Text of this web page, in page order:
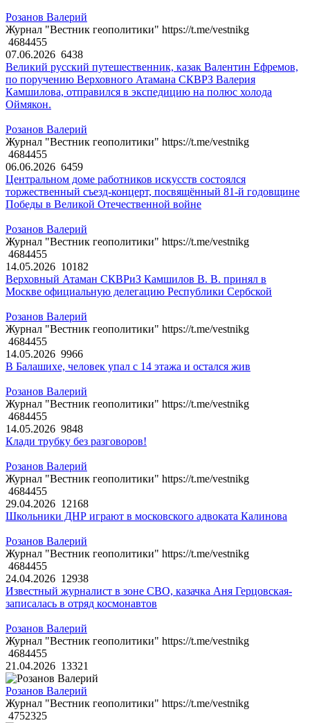
Розанов Валерий
Журнал "Вестник геополитики" https://t.me/vestnikg
4684455
07.06.2026 6438
Великий русский путешественник, казак Валентин Ефремов,
по поручению Верховного Атамана СКВРЗ Валерия
Камшилова, отправился в экспедицию на полюс холода
Оймякон.
Розанов Валерий
Журнал "Вестник геополитики" https://t.me/vestnikg
4684455
06.06.2026 6459
Центральном доме работников искусств состоялся
торжественный съезд-концерт, посвящённый 81-й годовщине
Победы в Великой Отечественной войне
Розанов Валерий
Журнал "Вестник геополитики" https://t.me/vestnikg
4684455
14.05.2026 10182
Верховный Атаман СКВРиЗ Камшилов В. В. принял в
Москве официальную делегацию Республики Сербской
Розанов Валерий
Журнал "Вестник геополитики" https://t.me/vestnikg
4684455
14.05.2026 9966
В Балашихе, человек упал с 14 этажа и остался жив
Розанов Валерий
Журнал "Вестник геополитики" https://t.me/vestnikg
4684455
14.05.2026 9848
Клади трубку без разговоров!
Розанов Валерий
Журнал "Вестник геополитики" https://t.me/vestnikg
4684455
29.04.2026 12168
Школьники ДНР играют в московского адвоката Калинова
Розанов Валерий
Журнал "Вестник геополитики" https://t.me/vestnikg
4684455
24.04.2026 12938
Известный журналист в зоне СВО, казачка Аня Герцовская-
записалась в отряд космонавтов
Розанов Валерий
Журнал "Вестник геополитики" https://t.me/vestnikg
4684455
21.04.2026 13321
Розанов Валерий
Журнал "Вестник геополитики" https://t.me/vestnikg
4752325